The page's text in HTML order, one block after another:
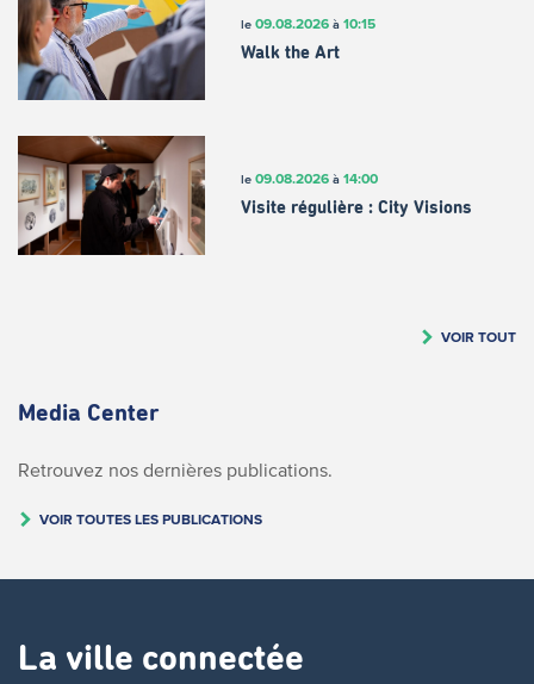
le 09.08.2026à 10:15
Walk the Art
le 09.08.2026à 14:00
Visite régulière : City Visions
VOIR TOUT
Media Center
Retrouvez nos dernières publications.
VOIR TOUTES LES PUBLICATIONS
La ville connectée